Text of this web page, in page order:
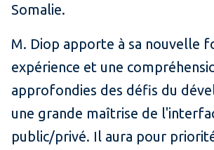
Somalie.
M. Diop apporte à sa nouvelle
expérience et une
approfondies des défis du
une grande maîtrise de
public/privé. Il aura pour